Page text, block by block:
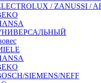
/ ZANUSSI /
SIEMENS/NEFF